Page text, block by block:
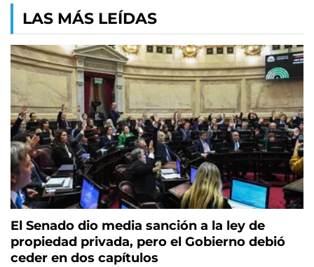
LAS MÁS LEÍDAS
El Senado dio media sanción a la ley de
propiedad privada, pero el Gobierno debió
ceder en dos capítulos